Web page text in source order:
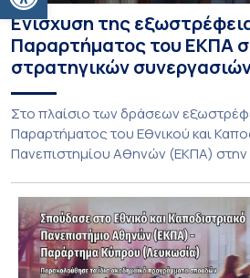
Ενίσχυση της
Παραρτήματος του ΕΚΠΑ
στρατηγικών
Στο πλαίσιο των δράσεων
Παραρτήματος του Εθνικού και
Πανεπιστημίου Αθηνών (ΕΚΠΑ) στην
Τμήματος Οικονομικών Επιστημών
Διοίκησης Επιχειρήσεων και
του 2026, ο Κοσμήτορας της Σχολής
Πολιτικών Επιστημών, Καθηγητής
Πρόεδρος του Τμήματος […]